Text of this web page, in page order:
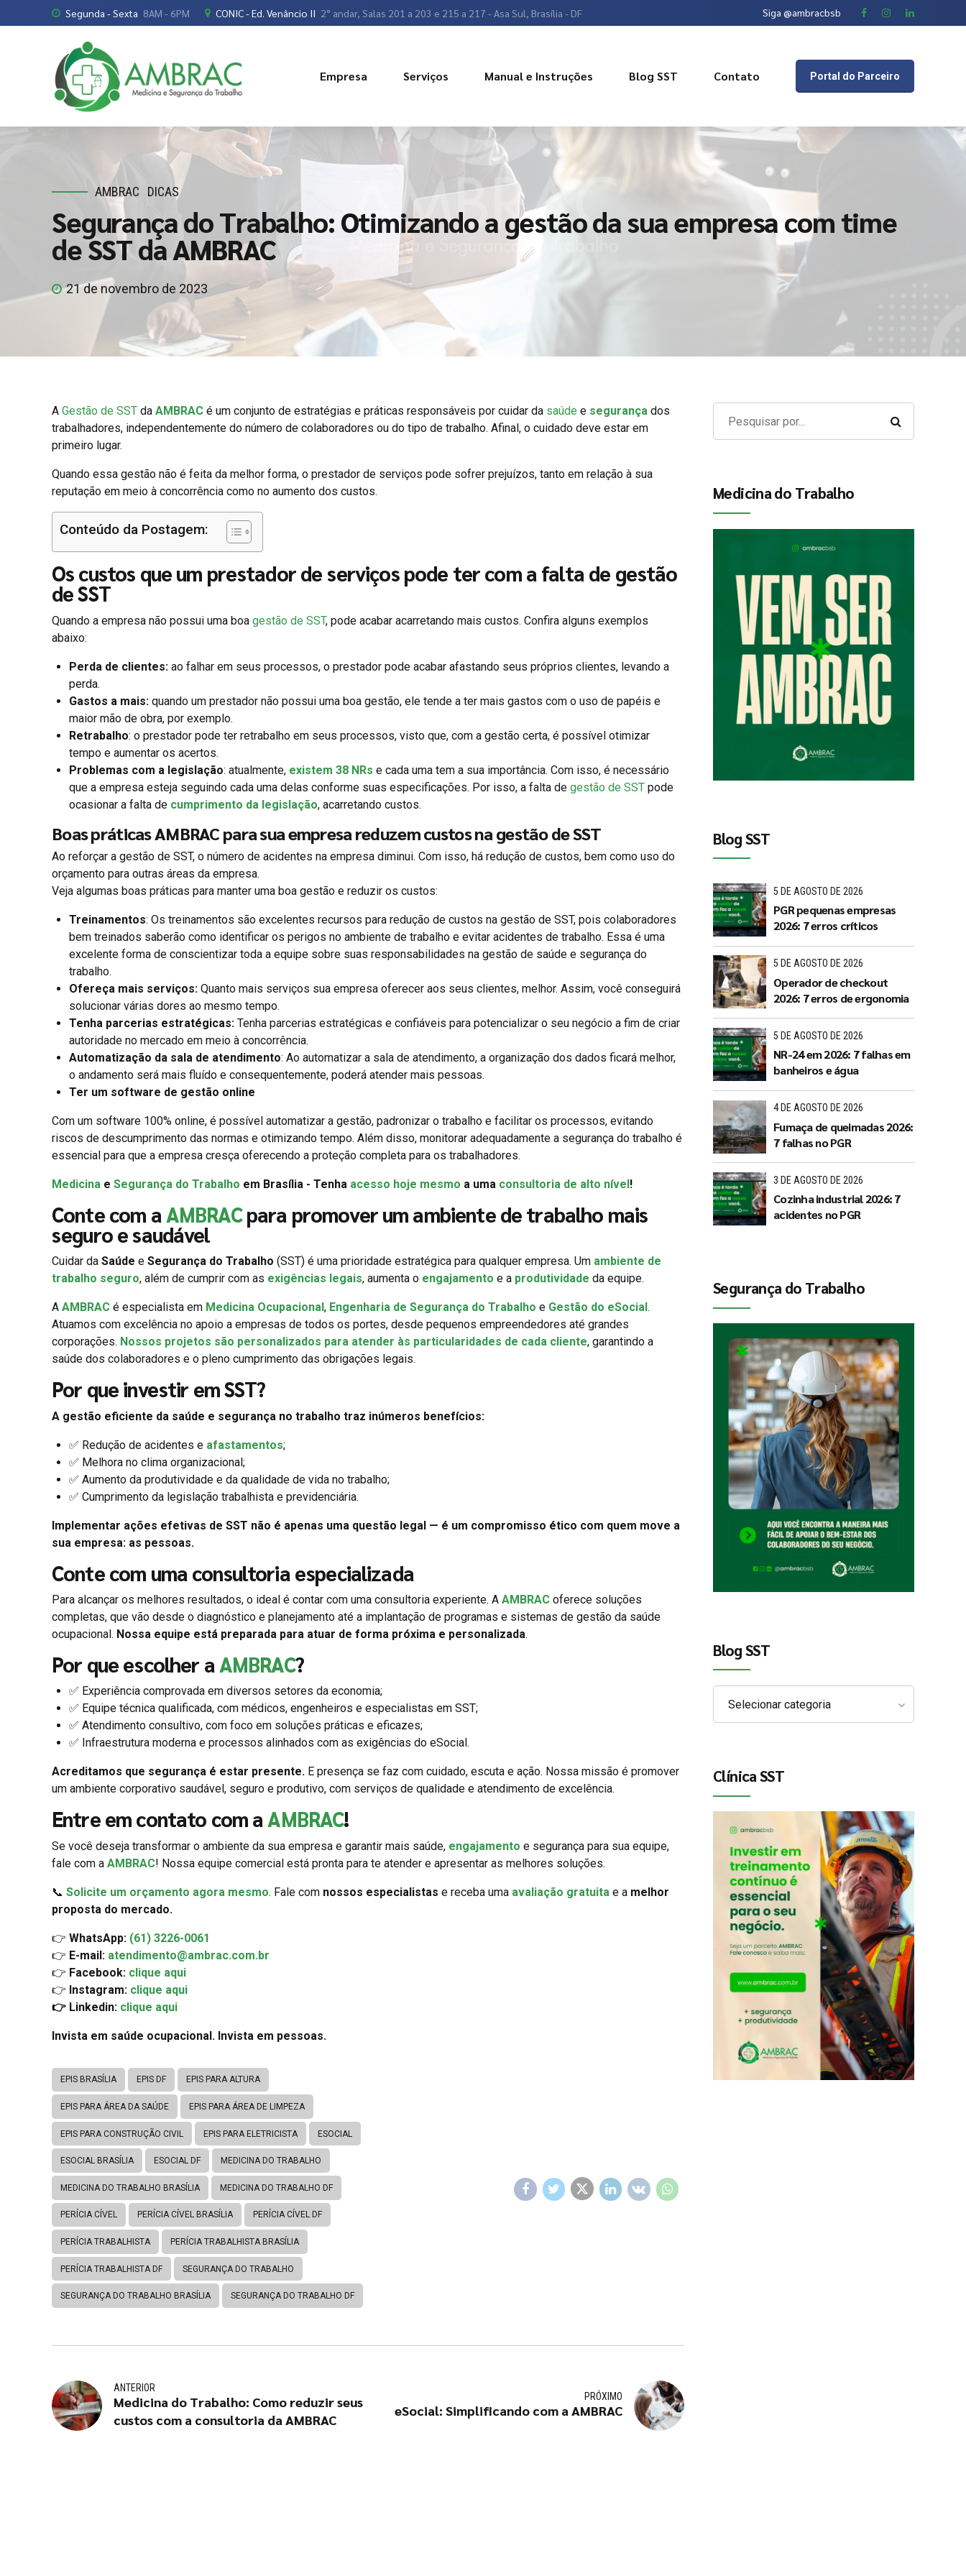
Segunda - Sexta 8AM - 6PM CONIC - Ed. Venâncio II 2° andar, Salas 201 a 203 e 215 a 217 - Asa Sul, Brasília - DF Siga @ambracbsb
Portal do Parceiro
Empresa Serviços Manual e Instruções Blog SST Contato
AMBRAC DICAS
Segurança do Trabalho: Otimizando a gestão da sua empresa com time
de SST da AMBRAC
21 de novembro de 2023
A Gestão de SST da AMBRAC é um conjunto de estratégias e práticas responsáveis por cuidar da saúde e segurança dos
trabalhadores, independentemente do número de colaboradores ou do tipo de trabalho. Afinal, o cuidado deve estar em
primeiro lugar.
Quando essa gestão não é feita da melhor forma, o prestador de serviços pode sofrer prejuízos, tanto em relação à sua
reputação em meio à concorrência como no aumento dos custos.
Conteúdo da Postagem:
Os custos que um prestador de serviços pode ter com a falta de gestão
de SST
Quando a empresa não possui uma boa gestão de SST, pode acabar acarretando mais custos. Confira alguns exemplos
abaixo:
Perda de clientes: ao falhar em seus processos, o prestador pode acabar afastando seus próprios clientes, levando a
perda.
Gastos a mais: quando um prestador não possui uma boa gestão, ele tende a ter mais gastos com o uso de papéis e
maior mão de obra, por exemplo.
Retrabalho: o prestador pode ter retrabalho em seus processos, visto que, com a gestão certa, é possível otimizar
tempo e aumentar os acertos.
Problemas com a legislação: atualmente, existem 38 NRs e cada uma tem a sua importância. Com isso, é necessário
que a empresa esteja seguindo cada uma delas conforme suas especificações. Por isso, a falta de gestão de SST pode
ocasionar a falta de cumprimento da legislação, acarretando custos.
Boas práticas AMBRAC para sua empresa reduzem custos na gestão de SST
Ao reforçar a gestão de SST, o número de acidentes na empresa diminui. Com isso, há redução de custos, bem como uso do
orçamento para outras áreas da empresa.
Veja algumas boas práticas para manter uma boa gestão e reduzir os custos:
Treinamentos: Os treinamentos são excelentes recursos para redução de custos na gestão de SST, pois colaboradores
bem treinados saberão como identificar os perigos no ambiente de trabalho e evitar acidentes de trabalho. Essa é uma
excelente forma de conscientizar toda a equipe sobre suas responsabilidades na gestão de saúde e segurança do
trabalho.
Ofereça mais serviços: Quanto mais serviços sua empresa oferecer aos seus clientes, melhor. Assim, você conseguirá
solucionar várias dores ao mesmo tempo.
Tenha parcerias estratégicas: Tenha parcerias estratégicas e confiáveis para potencializar o seu negócio a fim de criar
autoridade no mercado em meio à concorrência.
Automatização da sala de atendimento: Ao automatizar a sala de atendimento, a organização dos dados ficará melhor,
o andamento será mais fluído e consequentemente, poderá atender mais pessoas.
Ter um software de gestão online
Com um software 100% online, é possível automatizar a gestão, padronizar o trabalho e facilitar os processos, evitando
riscos de descumprimento das normas e otimizando tempo. Além disso, monitorar adequadamente a segurança do trabalho é
essencial para que a empresa cresça oferecendo a proteção completa para os trabalhadores.
Medicina e Segurança do Trabalho em Brasília - Tenha acesso hoje mesmo a uma consultoria de alto nível!
Conte com aAMBRACpara promover um ambiente de trabalho mais
seguro e saudável
Cuidar da Saúde e Segurança do Trabalho (SST) é uma prioridade estratégica para qualquer empresa. Um ambiente de
trabalho seguro, além de cumprir com as exigências legais, aumenta o engajamento e a produtividade da equipe.
A AMBRAC é especialista em Medicina Ocupacional , Engenharia de Segurança do Trabalho e Gestão do eSocial .
Atuamos com excelência no apoio a empresas de todos os portes, desde pequenos empreendedores até grandes
corporações. Nossos projetos são personalizados para atender às particularidades de cada cliente, garantindo a
saúde dos colaboradores e o pleno cumprimento das obrigações legais.
Por que investir em SST?
A gestão eficiente da saúde e segurança no trabalho traz inúmeros benefícios:
✅ Redução de acidentes e afastamentos;
✅ Melhora no clima organizacional;
✅ Aumento da produtividade e da qualidade de vida no trabalho;
✅ Cumprimento da legislação trabalhista e previdenciária.
Implementar ações efetivas de SST não é apenas uma questão legal — é um compromisso ético com quem move a
sua empresa: as pessoas.
Conte com uma consultoria especializada
Para alcançar os melhores resultados, o ideal é contar com uma consultoria experiente. A AMBRAC oferece soluções
completas, que vão desde o diagnóstico e planejamento até a implantação de programas e sistemas de gestão da saúde
ocupacional. Nossa equipe está preparada para atuar de forma próxima e personalizada.
Por que escolher aAMBRAC?
✅ Experiência comprovada em diversos setores da economia;
✅ Equipe técnica qualificada, com médicos, engenheiros e especialistas em SST;
✅ Atendimento consultivo, com foco em soluções práticas e eficazes;
✅ Infraestrutura moderna e processos alinhados com as exigências do eSocial.
Acreditamos que segurança é estar presente. E presença se faz com cuidado, escuta e ação. Nossa missão é promover
um ambiente corporativo saudável, seguro e produtivo, com serviços de qualidade e atendimento de excelência.
Entre em contato com aAMBRAC!
Se você deseja transformar o ambiente da sua empresa e garantir mais saúde, engajamento e segurança para sua equipe,
fale com a AMBRAC! Nossa equipe comercial está pronta para te atender e apresentar as melhores soluções.
📞 Solicite um orçamento agora mesmo. Fale com nossos especialistas e receba uma avaliação gratuita e a melhor
proposta do mercado.
👉 WhatsApp: (61) 3226-0061
👉 E-mail: atendimento@ambrac.com.br
👉 Facebook: clique aqui
👉 Instagram: clique aqui
👉 Linkedin: clique aqui
Invista em saúde ocupacional. Invista em pessoas.
EPIS BRASÍLIA EPIS DF EPIS PARA ALTURA
EPIS PARA ÁREA DA SAÚDE EPIS PARA ÁREA DE LIMPEZA
EPIS PARA CONSTRUÇÃO CIVIL EPIS PARA ELETRICISTA ESOCIAL
ESOCIAL BRASÍLIA ESOCIAL DF MEDICINA DO TRABALHO
MEDICINA DO TRABALHO BRASÍLIA MEDICINA DO TRABALHO DF
PERÍCIA CÍVEL PERÍCIA CÍVEL BRASÍLIA PERÍCIA CÍVEL DF
PERÍCIA TRABALHISTA PERÍCIA TRABALHISTA BRASÍLIA
PERÍCIA TRABALHISTA DF SEGURANÇA DO TRABALHO
SEGURANÇA DO TRABALHO BRASÍLIA SEGURANÇA DO TRABALHO DF
ANTERIOR
Medicina do Trabalho: Como reduzir seus
custos com a consultoria da AMBRAC
PRÓXIMO
eSocial: Simplificando com a AMBRAC
Medicina do Trabalho
Blog SST
5 DE AGOSTO DE 2026
PGR pequenas empresas
2026: 7 erros críticos
5 DE AGOSTO DE 2026
Operador de checkout
2026: 7 erros de ergonomia
5 DE AGOSTO DE 2026
NR-24 em 2026: 7 falhas em
banheiros e água
4 DE AGOSTO DE 2026
Fumaça de queimadas 2026:
7 falhas no PGR
3 DE AGOSTO DE 2026
Cozinha industrial 2026: 7
acidentes no PGR
Segurança do Trabalho
Blog SST
Selecionar categoria
Clínica SST